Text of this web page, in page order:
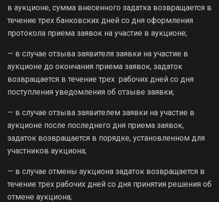
в аукционе, сумма внесенного задатка возвращается в
течение трех банковских дней со дня оформления
протокола приема заявок на участие в аукционе;
— в случае отзыва заявителя заявки на участие в
аукционе до окончания приема заявок, задаток
возвращается в течение трех рабочих дней со дня
поступления уведомления об отзыве заявки;
— в случае отзыва заявителем заявки на участие в
аукционе после последнего дня приема заявок,
задаток возвращается в порядке, установленном для
участников аукциона;
— в случае отмены аукциона задаток возвращается в
течение трех рабочих дней со дня принятия решения об
отмене аукциона;